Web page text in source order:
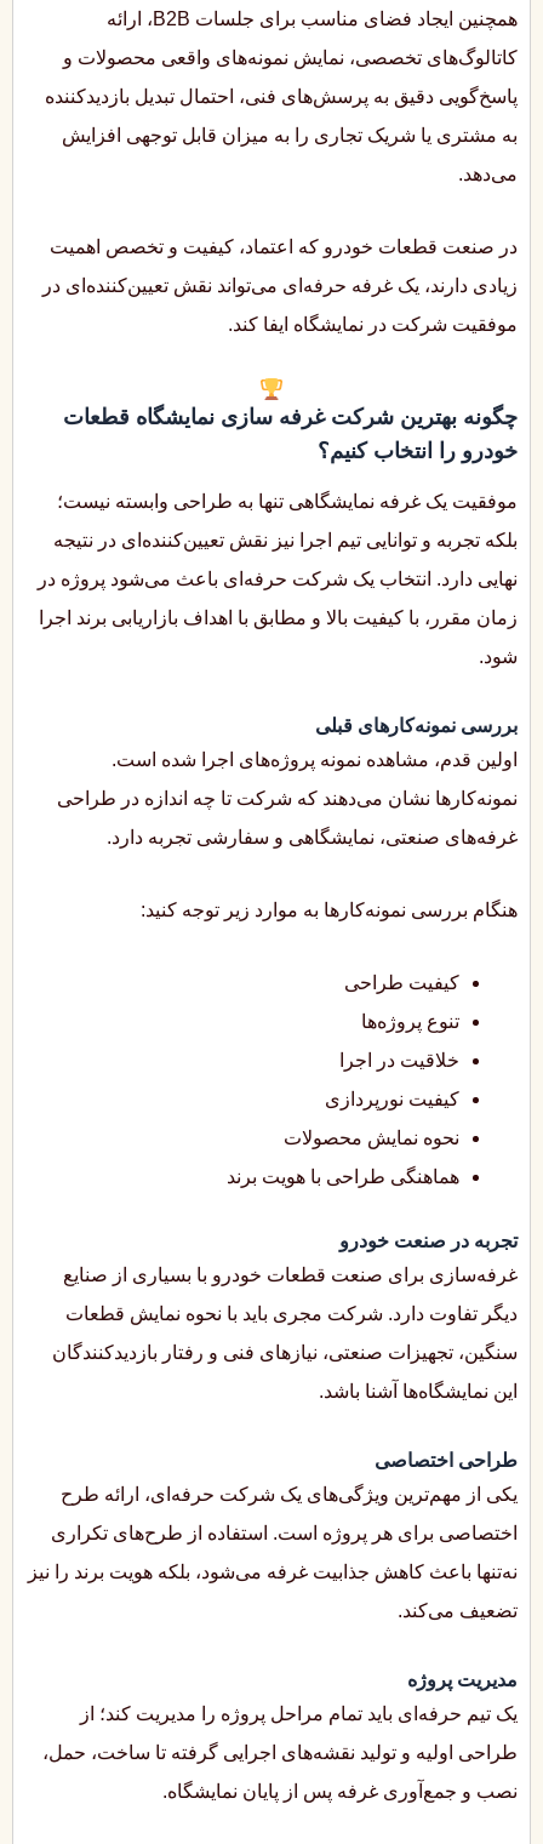
همچنین ایجاد فضای مناسب برای جلسات B2B، ارائه
کاتالوگ‌های تخصصی، نمایش نمونه‌های واقعی محصولات و
پاسخ‌گویی دقیق به پرسش‌های فنی، احتمال تبدیل بازدیدکننده
به مشتری یا شریک تجاری را به میزان قابل توجهی افزایش
می‌دهد.
در صنعت قطعات خودرو که اعتماد، کیفیت و تخصص اهمیت
زیادی دارند، یک غرفه حرفه‌ای می‌تواند نقش تعیین‌کننده‌ای در
موفقیت شرکت در نمایشگاه ایفا کند.
چگونه بهترین شرکت غرفه سازی نمایشگاه قطعات
خودرو را انتخاب کنیم؟
موفقیت یک غرفه نمایشگاهی تنها به طراحی وابسته نیست؛
بلکه تجربه و توانایی تیم اجرا نیز نقش تعیین‌کننده‌ای در نتیجه
نهایی دارد. انتخاب یک شرکت حرفه‌ای باعث می‌شود پروژه در
زمان مقرر، با کیفیت بالا و مطابق با اهداف بازاریابی برند اجرا
شود.
بررسی نمونه‌کارهای قبلی
اولین قدم، مشاهده نمونه پروژه‌های اجرا شده است.
نمونه‌کارها نشان می‌دهند که شرکت تا چه اندازه در طراحی
غرفه‌های صنعتی، نمایشگاهی و سفارشی تجربه دارد.
هنگام بررسی نمونه‌کارها به موارد زیر توجه کنید:
کیفیت طراحی
تنوع پروژه‌ها
خلاقیت در اجرا
کیفیت نورپردازی
نحوه نمایش محصولات
هماهنگی طراحی با هویت برند
تجربه در صنعت خودرو
غرفه‌سازی برای صنعت قطعات خودرو با بسیاری از صنایع
دیگر تفاوت دارد. شرکت مجری باید با نحوه نمایش قطعات
سنگین، تجهیزات صنعتی، نیازهای فنی و رفتار بازدیدکنندگان
این نمایشگاه‌ها آشنا باشد.
طراحی اختصاصی
یکی از مهم‌ترین ویژگی‌های یک شرکت حرفه‌ای، ارائه طرح
اختصاصی برای هر پروژه است. استفاده از طرح‌های تکراری
نه‌تنها باعث کاهش جذابیت غرفه می‌شود، بلکه هویت برند را نیز
تضعیف می‌کند.
مدیریت پروژه
یک تیم حرفه‌ای باید تمام مراحل پروژه را مدیریت کند؛ از
طراحی اولیه و تولید نقشه‌های اجرایی گرفته تا ساخت، حمل،
نصب و جمع‌آوری غرفه پس از پایان نمایشگاه.